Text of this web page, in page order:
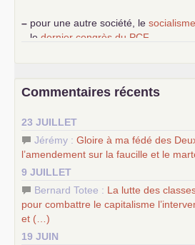
– pour une autre société, le socialisme
le dernier congrès du PCF
science sociale de notre temps
d’Europe
–lescinq chantiers pour contribuer
communiste
Commentaires récents
23 JUILLET
Jérémy : Gloire à ma fédé des
l’amendement sur la faucille et le
9 JUILLET
Bernard Totee : La lutte des
pour combattre le capitalisme
et (…)
19 JUIN